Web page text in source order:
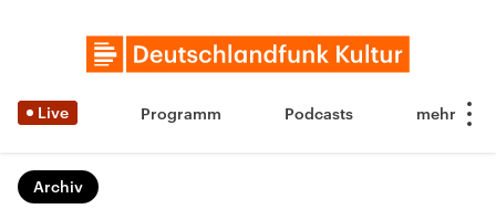
Live Programm Podcasts
Archiv